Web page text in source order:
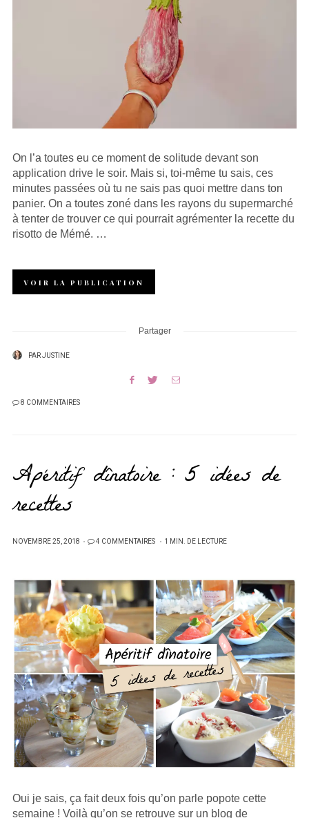
On l’a toutes eu ce moment de solitude devant son
application drive le soir. Mais si, toi-même tu sais, ces
minutes passées où tu ne sais pas quoi mettre dans ton
panier. On a toutes zoné dans les rayons du supermarché
à tenter de trouver ce qui pourrait agrémenter la recette du
risotto de Mémé. …
VOIR LA PUBLICATION
Partager
PARJUSTINE
8 COMMENTAIRES
Apéritif dînatoire : 5 idées de
recettes
PUBLIÉ
NOVEMBRE 25, 2018 4 COMMENTAIRES 1 MIN. DE LECTURE
Oui je sais, ça fait deux fois qu’on parle popote cette
semaine ! Voilà qu’on se retrouve sur un blog de